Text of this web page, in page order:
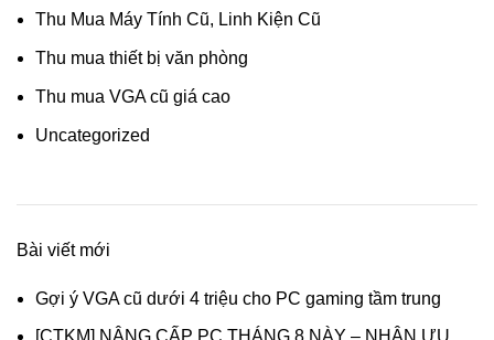
Thu Mua Máy Tính Cũ, Linh Kiện Cũ
Thu mua thiết bị văn phòng
Thu mua VGA cũ giá cao
Uncategorized
Bài viết mới
Gợi ý VGA cũ dưới 4 triệu cho PC gaming tầm trung
[CTKM] NÂNG CẤP PC THÁNG 8 NÀY – NHẬN ƯU